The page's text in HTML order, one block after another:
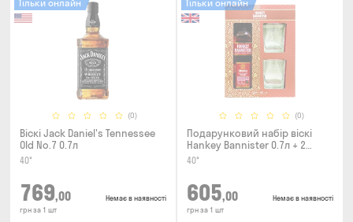
(0)
Тільки онлайн
Віскі Jack Daniel's Tennessee
Old No.7 0.7л
40°
769,00
грн за 1 шт
Немає в наявності
(0)
Тільки онлайн
Подарунковий набір віскі
Hankey Bannister 0.7л + 2
склянки
40°
605,00
грн за 1 шт
Немає в наявності